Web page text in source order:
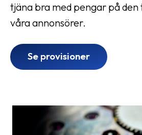
tjäna bra med pengar på den
våra annonsörer.
Se provisioner